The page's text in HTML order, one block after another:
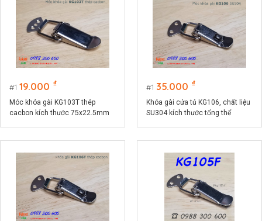
1 19.000 ₫
Móc khóa gài KG103T thép
cacbon kích thước 75x22.5mm
1 35.000 ₫
Khóa gài cửa tủ KG106, chất liệu
SU304 kích thước tổng thể